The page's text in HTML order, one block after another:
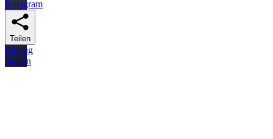
Instagram
Teilen
Eintrag
ändern